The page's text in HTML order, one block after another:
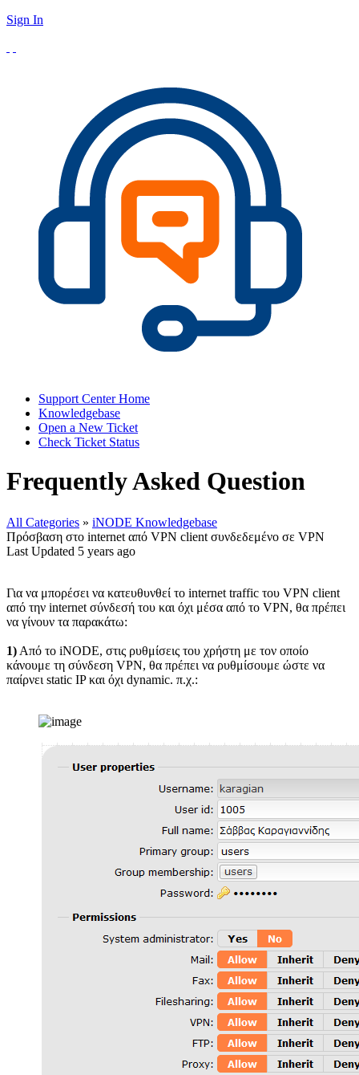
Sign In
Support Center Home
Knowledgebase
Open a New Ticket
Check Ticket Status
Frequently Asked Question
All Categories » iNODE Knowledgebase
Πρόσβαση στο internet από VPN client συνδεδεμένο σε VPN
Last Updated 5 years ago
Για να μπορέσει να κατευθυνθεί το internet traffic του VPN client
από την internet σύνδεσή του και όχι μέσα από το VPN, θα πρέπει
να γίνουν τα παρακάτω:
1) Από το iNODE, στις ρυθμίσεις του χρήστη με τον οποίο
κάνουμε τη σύνδεση VPN, θα πρέπει να ρυθμίσουμε ώστε να
παίρνει static IP και όχι dynamic. π.χ.: